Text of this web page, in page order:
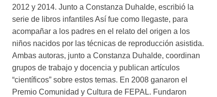
Este libro es el ganador de la primera mención del
Concurso Internacional de Divulgación
Científica Ciencia que ladra-La Nación 2014.
2012 y 2014. Junto a Constanza Duhalde, escribió la
serie de libros infantiles Así fue como llegaste, para
acompañar a los padres en el relato del origen a los
niños nacidos por las técnicas de reproducción asistida.
Ambas autoras, junto a Constanza Duhalde, coordinan
grupos de trabajo y docencia y publican artículos
“científicos” sobre estos temas. En 2008 ganaron el
Premio Comunidad y Cultura de FEPAL. Fundaron